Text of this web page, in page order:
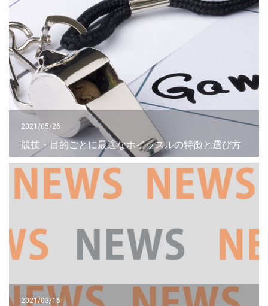
2021/05/26
競技・目的ごとに最適なホイッスルの特徴と選び方
2021/03/16